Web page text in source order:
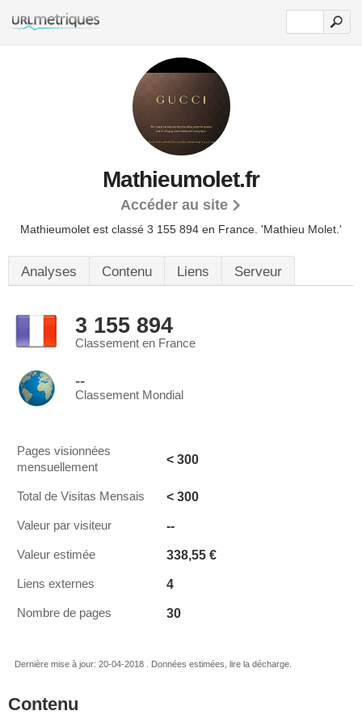
Mathieumolet.fr
Accéder au site
Mathieumolet est classé 3 155 894 en France. 'Mathieu Molet.'
Analyses Contenu Liens Serveur
3 155 894
Classement en France
--
Classement Mondial
Pages visionnées
mensuellement
< 300
Total de Visitas Mensais < 300
Valeur par visiteur --
Valeur estimée 338,55 €
Liens externes 4
Nombre de pages 30
Dernière mise à jour: 20-04-2018 . Données estimées, lire la décharge.
Contenu